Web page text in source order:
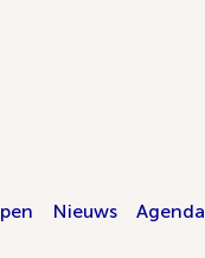
Nieuws Agenda